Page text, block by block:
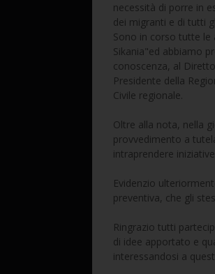
necessità di porre in
dei migranti e di tutti
Sono in corso tutte le
Sikania"ed abbiamo
conoscenza, al
Presidente della
Civile regionale.
Oltre alla nota, nella
provvedimento a
intraprendere
Evidenzio
preventiva, che gli
Ringrazio tutti
di idee apportato e
interessandosi a